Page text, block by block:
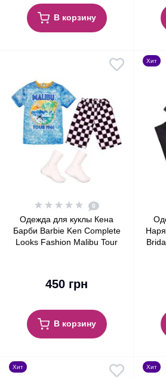
В корзину
0
Одежда для куклы Кена
Барби Barbie Ken Complete
Looks Fashion Malibu Tour
450 грн
В корзину
Хит
Хит Хит